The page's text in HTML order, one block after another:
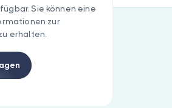
Sie können eine
zur
erhalten.